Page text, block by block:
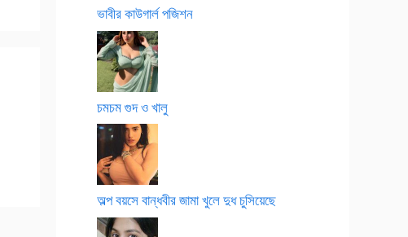
ভাবীর কাউগার্ল পজিশন
চমচম গুদ ও খালু
অল্প বয়সে বান্ধবীর জামা খুলে দুধ চুসিয়েছে